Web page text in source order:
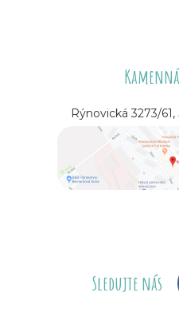
Rýnovická 3273/
Sledujte nás